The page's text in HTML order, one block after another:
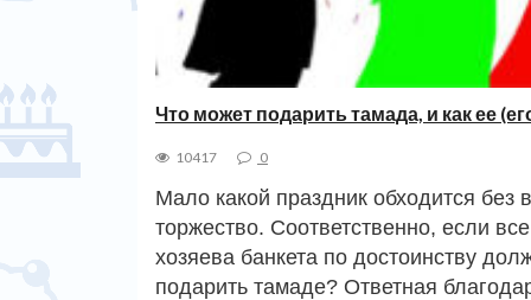
Что может подарить тамада, и как ее
10417 0
Мало какой праздник обходится
торжество. Соответственно, если
хозяева банкета по достоинству
подарить тамаде? Ответная